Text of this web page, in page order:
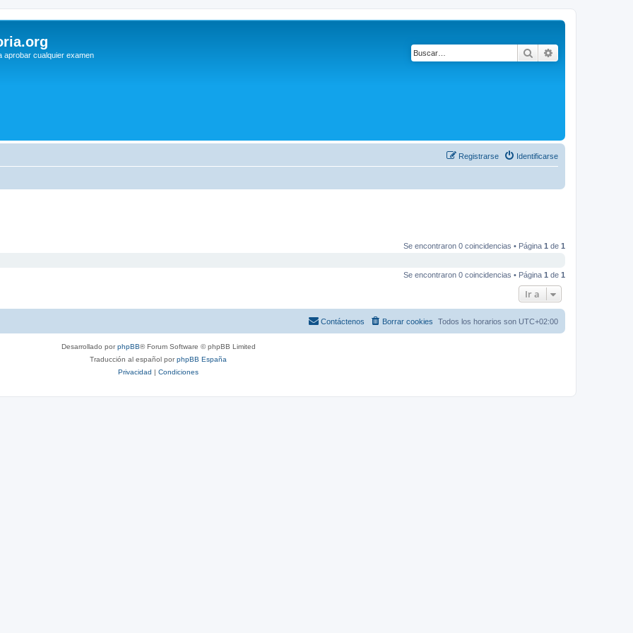
aprobar cualquier examen Buscar
Identificarse
Registrarse
Se encontraron 0 coincidencias • Página 1 de 1
Se encontraron 0 coincidencias • Página 1 de 1
Ir a
Todos los horarios son UTC+02:00
Borrar cookies
Contáctenos
Desarrollado porphpBB® Forum Software © phpBB Limited
Traducción al español porphpBB España
Privacidad | Condiciones